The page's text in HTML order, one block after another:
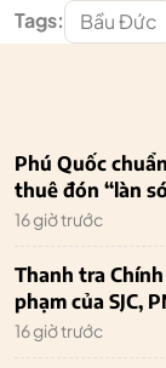
Tags: Bầu Đức
Phú Quốc
thuê đón “làn
16 giờ trước
Thanh tra
phạm của SJC,
16 giờ trước